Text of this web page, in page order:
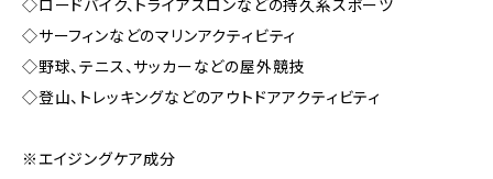
◇ロードバイク、トライアスロンなどの持久系スポーツ
◇サーフィンなどのマリンアクティビティ
◇野球、テニス、サッカーなどの屋外競技
◇登山、トレッキングなどのアウトドアアクティビティ
※エイジングケア成分